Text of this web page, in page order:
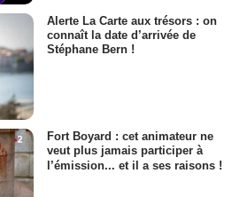
Alerte La Carte aux trésors : on
connaît la date d’arrivée de
Stéphane Bern !
Fort Boyard : cet animateur ne
veut plus jamais participer à
l’émission... et il a ses raisons !